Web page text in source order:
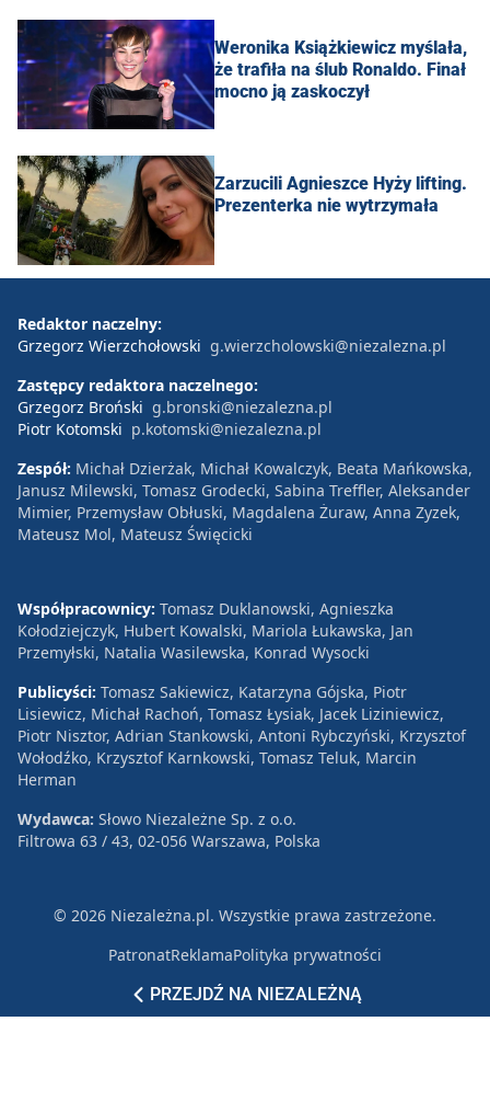
Weronika Książkiewicz myślała,
że trafiła na ślub Ronaldo. Finał
mocno ją zaskoczył
Zarzucili Agnieszce Hyży lifting.
Prezenterka nie wytrzymała
PRZEJDŹ NA NIEZALEŻNĄ
Redaktor naczelny:
Grzegorz Wierzchołowski g.wierzcholowski@niezalezna.pl
Zastępcy redaktora naczelnego:
Grzegorz Broński g.bronski@niezalezna.pl
Piotr Kotomski p.kotomski@niezalezna.pl
Zespół: Michał Dzierżak, Michał Kowalczyk, Beata Mańkowska,
Janusz Milewski, Tomasz Grodecki, Sabina Treffler, Aleksander
Mimier, Przemysław Obłuski, Magdalena Żuraw, Anna Zyzek,
Mateusz Mol, Mateusz Święcicki
Współpracownicy: Tomasz Duklanowski, Agnieszka
Kołodziejczyk, Hubert Kowalski, Mariola Łukawska, Jan
Przemyłski, Natalia Wasilewska, Konrad Wysocki
Publicyści: Tomasz Sakiewicz, Katarzyna Gójska, Piotr
Lisiewicz, Michał Rachoń, Tomasz Łysiak, Jacek Liziniewicz,
Piotr Nisztor, Adrian Stankowski, Antoni Rybczyński, Krzysztof
Wołodźko, Krzysztof Karnkowski, Tomasz Teluk, Marcin
Herman
Wydawca: Słowo Niezależne Sp. z o.o.
Filtrowa 63 / 43, 02-056 Warszawa, Polska
© 2026 Niezależna.pl. Wszystkie prawa zastrzeżone.
PatronatReklamaPolityka prywatności